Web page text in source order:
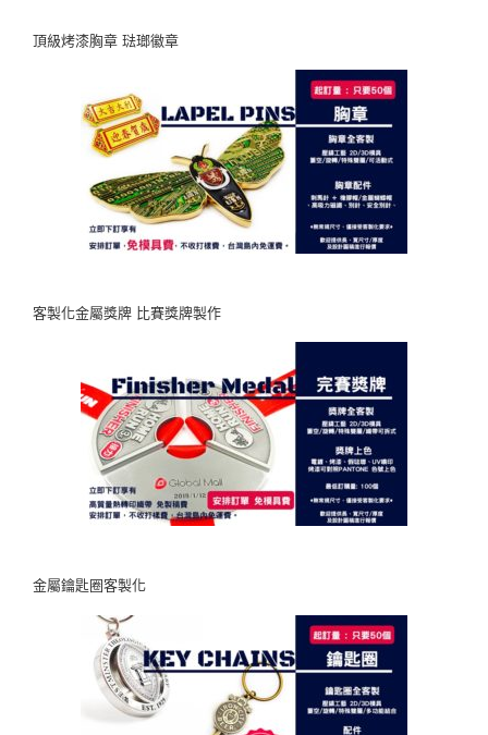
頂級烤漆胸章 琺瑯徽章
客製化金屬獎牌 比賽獎牌製作
金屬鑰匙圈客製化